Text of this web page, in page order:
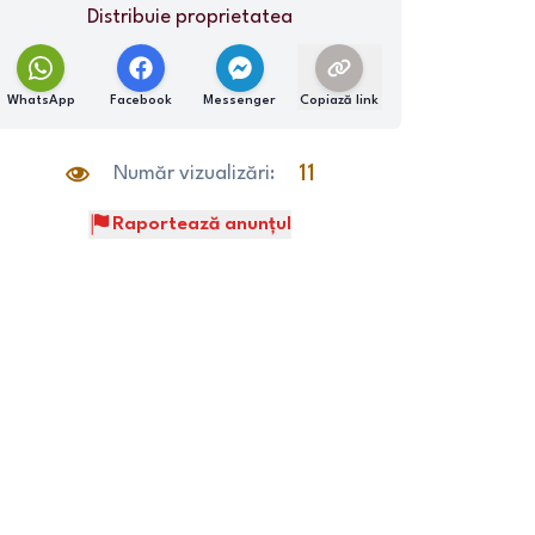
Distribuie proprietatea
WhatsApp Facebook Messenger Copiază link
Număr vizualizări: 11
Raportează anunțul